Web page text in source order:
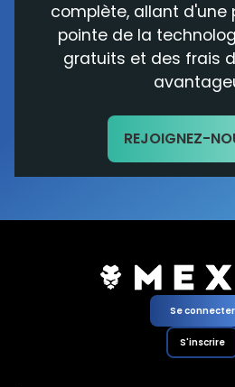
complète, allant d'une
pointe de la
gratuits et des frais
REJOIGNEZ-
Se connecter
S'inscrire